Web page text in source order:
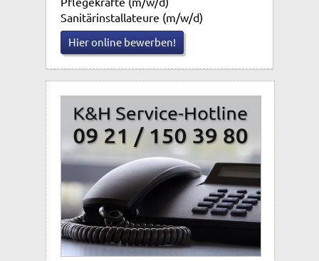
Sanitärinstallateure (m/w/d)
Hier online bewerben!